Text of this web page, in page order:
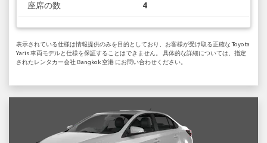
座席の数 4
表示されている仕様は情報提供のみを目的としており、お客様が受け取る正確な Toyota
Yaris 車両モデルと仕様を保証することはできません。 具体的な詳細については、指定
されたレンタカー会社 Bangkok 空港 にお問い合わせください。